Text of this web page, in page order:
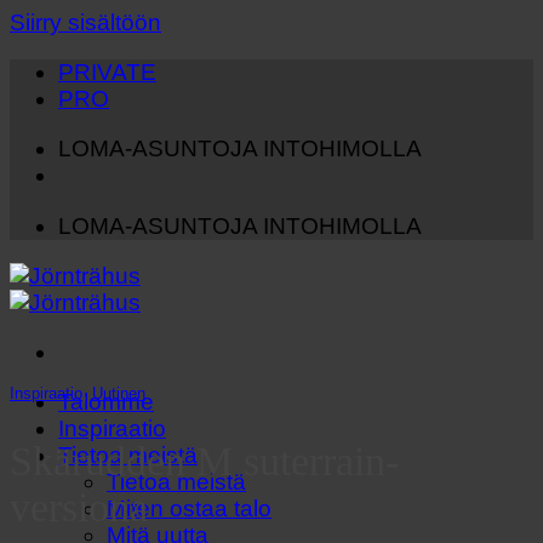
Siirry sisältöön
PRIVATE
PRO
LOMA-ASUNTOJA INTOHIMOLLA
LOMA-ASUNTOJA INTOHIMOLLA
Talomme
Inspiraatio
Tietoa meistä
Tietoa meistä
Miten ostaa talo
Mitä uutta
Inspiraatio, Uutinen
Skärudden M suterrain-
versiona